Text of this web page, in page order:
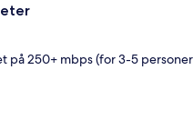
på 250+ mbps (for 3-5 personer